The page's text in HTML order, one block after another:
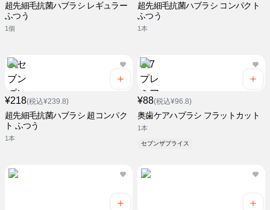
超先細毛抗菌ハブラシ レギュラー
ふつう
1個
超先細毛抗菌ハブラシ コンパクト
ふつう
1本
¥218(税込¥239.8)
超先細毛抗菌ハブラシ 超コンパク
ト ふつう
1本
¥88(税込¥96.8)
奥歯ケアハブラシ フラットカット
1本
セブンザプライス